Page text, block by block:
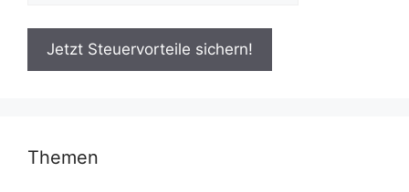
Themen